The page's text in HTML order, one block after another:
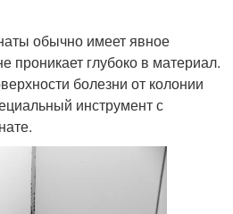
обычно имеет явное
проникает глубоко в материал.
болезни от колонии
инструмент с